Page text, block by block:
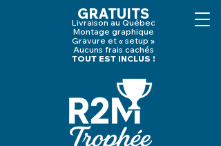
GRATUITS
Livraison au Québec
Montage graphique
Gravure et « setup »
Aucuns frais cachés
TOUT EST INCLUS !